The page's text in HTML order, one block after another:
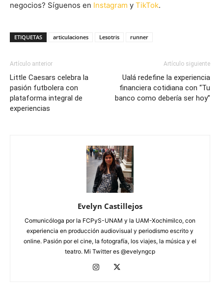
negocios? Síguenos en Instagram y TikTok.
ETIQUETAS articulaciones Lesotris runner
Artículo anterior
Little Caesars celebra la
pasión futbolera con
plataforma integral de
experiencias
Artículo siguiente
Ualá redefine la experiencia
financiera cotidiana con “Tu
banco como debería ser hoy”
Evelyn Castillejos
Comunicóloga por la FCPyS-UNAM y la UAM-Xochimilco, con
experiencia en producción audiovisual y periodismo escrito y
online. Pasión por el cine, la fotografía, los viajes, la música y el
teatro. Mi Twitter es @evelyngcp